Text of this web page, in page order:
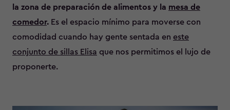
la zona de preparación de alimentos y la mesa de
comedor. Es el espacio mínimo para moverse con
comodidad cuando hay gente sentada en este
conjunto de sillas Elisa que nos permitimos el lujo de
proponerte.